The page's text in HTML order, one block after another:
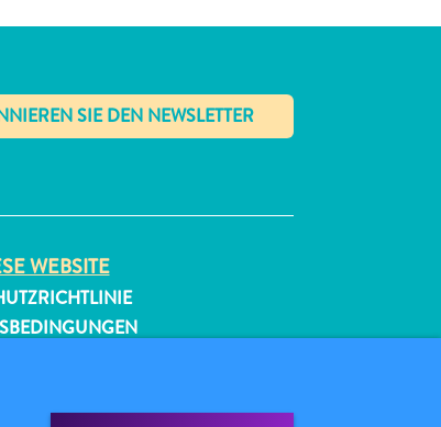
✕
WEBSITE